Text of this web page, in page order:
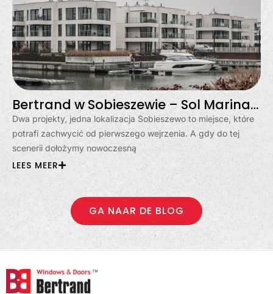
Bertrand w Sobieszewie – Sol Marina i Klimatyczna
Dwa projekty, jedna lokalizacja Sobieszewo to miejsce, które
potrafi zachwycić od pierwszego wejrzenia. A gdy do tej
scenerii dołożymy nowoczesną
LEES MEER
GA NAAR DE BLOG